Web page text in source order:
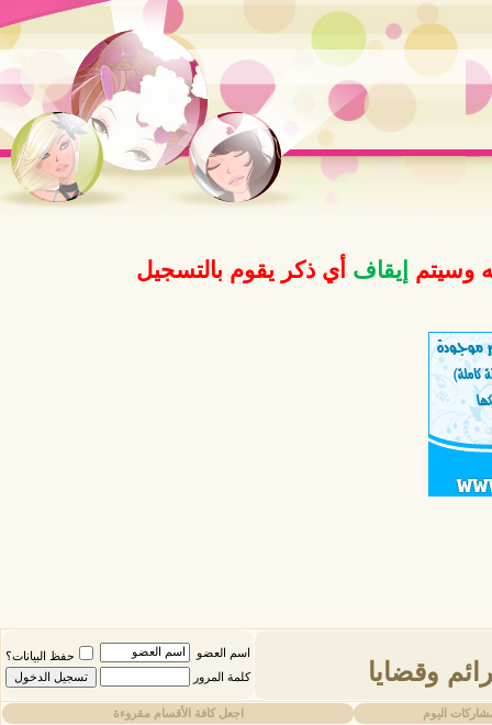
وسيتم إيقاف أي ذكر يقوم بالتسجيل
وقضايا
اسم العضو
حفظ البيانات؟
كلمة المرور
اليوم اجعل كافة الأقسام مقروءة